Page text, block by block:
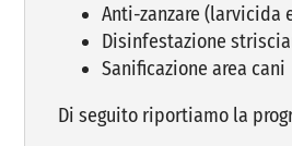
Anti-zanzare (larvicida
Disinfestazione
Sanificazione area cani
Di seguito riportiamo la